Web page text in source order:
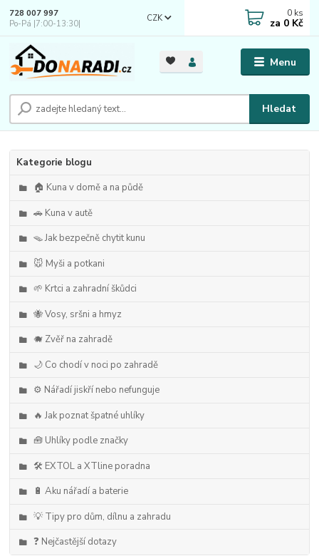
Menu
CZK
Hledat
728 007 997
Po-Pá |7:00-13:30|
0 ks
za 0 Kč
Kategorie blogu
🏠 Kuna v domě a na půdě
🚗 Kuna v autě
🪤 Jak bezpečně chytit kunu
🐭 Myši a potkani
🌱 Krtci a zahradní škůdci
🐝 Vosy, sršni a hmyz
🐗 Zvěř na zahradě
🌙 Co chodí v noci po zahradě
⚙️ Nářadí jiskří nebo nefunguje
🔥 Jak poznat špatné uhlíky
🧰 Uhlíky podle značky
🛠️ EXTOL a XTline poradna
🔋 Aku nářadí a baterie
💡 Tipy pro dům, dílnu a zahradu
❓ Nejčastější dotazy